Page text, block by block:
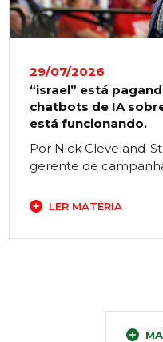
29/07/2026
“israel” está
chatbots de IA
está funcionando.
Por Nick Cleveland-
gerente de
LER MATÉRIA